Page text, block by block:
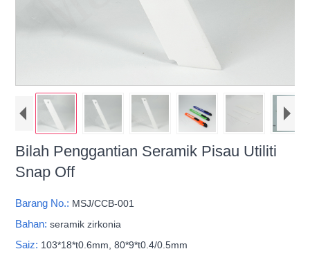
Bilah Penggantian Seramik Pisau Utiliti
Snap Off
Barang No.: MSJ/CCB-001
Bahan:seramik zirkonia
Saiz: 103*18*t0.6mm, 80*9*t0.4/0.5mm